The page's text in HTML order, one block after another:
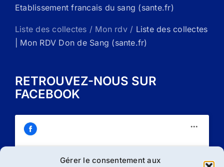
Gérer le consentement aux
Etablissement francais du sang (sante.fr)
Liste des collectes / Mon rdv / Liste des collectes
| Mon RDV Don de Sang (sante.fr)
RETROUVEZ-NOUS SUR
FACEBOOK
Cliquez sur « J’accepte » pour activer